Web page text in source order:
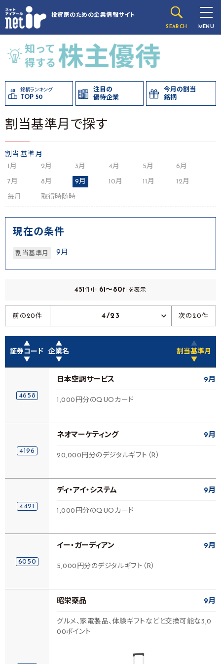
投資家のための企業情報サイト
SEARCH MENU
銘柄ランキング
TOP 50
注目の
優待企業
今月の割当
銘柄
割当基準月で探す
割当基準月
1月
2月 3月 4月 5月 6月
7月 8月 9月 10月 11月 12月
毎月 取得時随時
現在の条件
割当基準月 9月
451 件中 61～80件を表示
前の20件 4/23 次の20件
▲
証券コード
▼
▲
企業名
▼
▲
割当基準月
▼
4658
日本空調サービス 9月
1,000円分のQUOカード
4196
ネオマーケティング 9月
20,000円分のデジタルギフト（R）
4421
ディ・アイ・システム 9月
1,000円分のQUOカード
6050
イー・ガーディアン 9月
5,000円分のデジタルギフト（R）
昭栄薬品 9月
グルメ、家電製品、体験ギフトなどと交換可能な3,0
00ポイント